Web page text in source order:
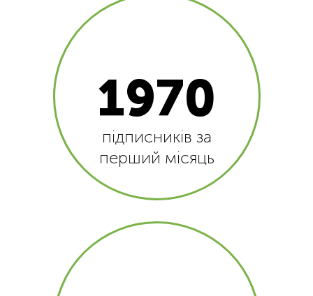
1970
підписників за
перший місяць